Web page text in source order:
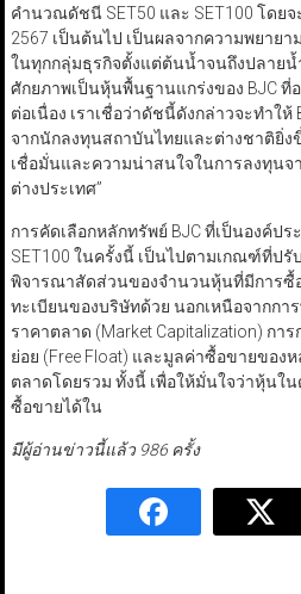
คำนวณดัชนี SET50 และ SET100 โดย
2567 เป็นต้นไป เป็นผลจากความพยาย
ในทุกกลุ่มธุรกิจตั้งแต่ต้นน้ำจนถึงปลายน้
ศักยภาพเป็นหุ้นพื้นฐานแกร่งของ BJC
ต่อเนื่อง เราเชื่อว่าดัชนี้ดังกล่าวจะทำใ
จากนักลงทุนสถาบันไทยและต่างชาติยิ่ง
เชื่อมั่นและความน่าสนใจในการลงทุน
ต่างประเทศ”
การคัดเลือกหลักทรัพย์ BJC ที่เป็นองค์ป
SET100 ในครั้งนี้ เป็นไปตามเกณฑ์ที่ปรั
พิจารณาสัดส่วนของจำนวนหุ้นที่มีการซื้
ทะเบียนของบริษัทด้วย นอกเหนือจากก
ราคาตลาด (Market Capitalization) กา
ย่อย (Free Float) และมูลค่าซื้อขายของ
ตลาดโดยรวม ทั้งนี้ เพื่อให้มั่นใจว่าหุ้น
ซื้อขายได้ใน
มีผู้อ่านข่าวนี้แล้ว 986 ครั้ง